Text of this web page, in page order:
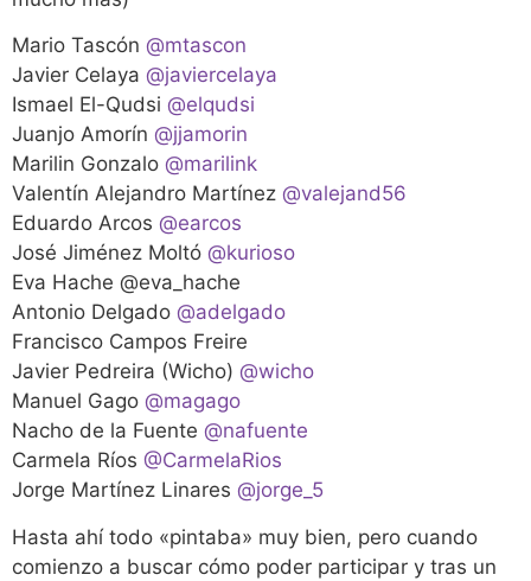
Mario Tascón @mtascon
Javier Celaya @javiercelaya
Ismael El-Qudsi @elqudsi
Juanjo Amorín @jjamorin
Marilin Gonzalo @marilink
Valentín Alejandro Martínez @valejand56
Eduardo Arcos @earcos
José Jiménez Moltó @kurioso
Eva Hache @eva_hache
Antonio Delgado @adelgado
Francisco Campos Freire
Javier Pedreira (Wicho) @wicho
Manuel Gago @magago
Nacho de la Fuente @nafuente
Carmela Ríos @CarmelaRios
Jorge Martínez Linares @jorge_5
Hasta ahí todo «pintaba» muy bien, pero cuando
comienzo a buscar cómo poder participar y tras un